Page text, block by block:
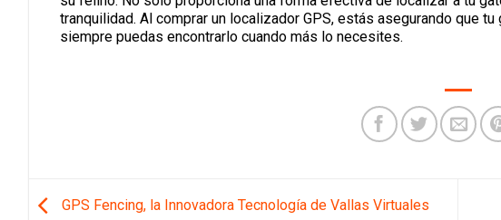
tranquilidad. Al comprar un localizador GPS, estás asegurando que
siempre puedas encontrarlo cuando más lo necesites.
GPS Fencing, la Innovadora Tecnología de Vallas Virtuales